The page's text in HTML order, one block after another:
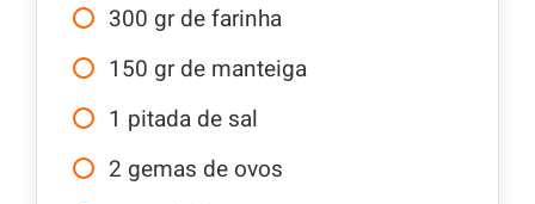
300 gr de farinha
150 gr de manteiga
1 pitada de sal
2 gemas de ovos